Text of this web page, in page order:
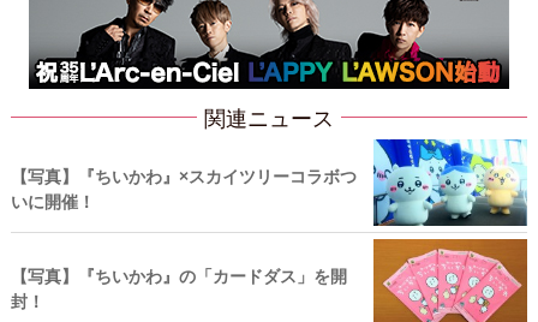
関連ニュース
【写真】『ちいかわ』×スカイツリーコラボつ
いに開催！
【写真】『ちいかわ』の「カードダス」を開
封！